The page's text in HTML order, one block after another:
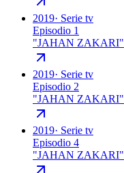
2019· Serie tv
Episodio 1
"JAHAN ZAKARI"
2019· Serie tv
Episodio 2
"JAHAN ZAKARI"
2019· Serie tv
Episodio 4
"JAHAN ZAKARI"